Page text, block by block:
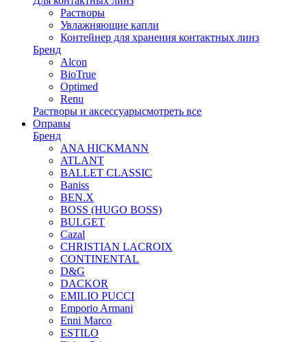
Растворы
Увлажняющие капли
Контейнер для хранения контактных линз
Бренд
Alcon
BioTrue
Optimed
Renu
Растворы и аксессуарысмотреть все
Оправы
Бренд
ANA HICKMANN
ATLANT
BALLET CLASSIC
Baniss
BEN.X
BOSS (HUGO BOSS)
BULGET
Cazal
CHRISTIAN LACROIX
CONTINENTAL
D&G
DACKOR
EMILIO PUCCI
Emporio Armani
Enni Marco
ESTILO